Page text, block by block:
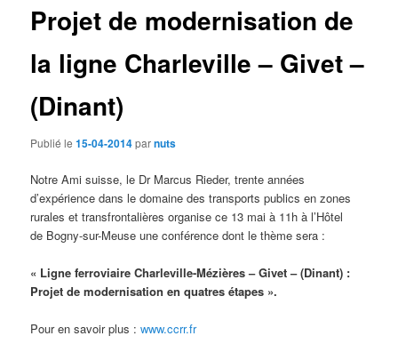
Projet de modernisation de
la ligne Charleville – Givet –
(Dinant)
Publié le15-04-2014parnuts
Notre Ami suisse, le Dr Marcus Rieder, trente années
d’expérience dans le domaine des transports publics en zones
rurales et transfrontalières organise ce 13 mai à 11h à l’Hôtel
de Bogny-sur-Meuse une conférence dont le thème sera :
« Ligne ferroviaire Charleville-Mézières – Givet – (Dinant) :
Projet de modernisation en quatres étapes ».
Pour en savoir plus :www.ccrr.fr